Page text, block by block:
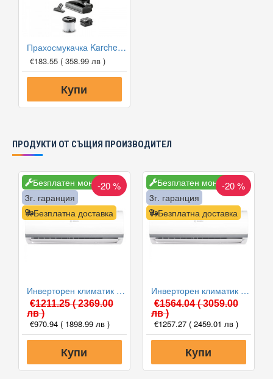
Прахосмукачка Karcher VC 5
€183.55 ( 358.99 лв )
Купи
ПРОДУКТИ ОТ СЪЩИЯ ПРОИЗВОДИТЕЛ
Безплатен монтаж
Безплатна доставка
3г. гаранция
-20 %
Инверторен климатик Bosch CL2000U W 53 E/CL2000 53 E Climate 2000, 18000 BTU, Клас A++
€1211.25( 2369.00
лв )
€970.94 ( 1898.99 лв )
Купи
Безплатен монтаж
Безплатна доставка
3г. гаранция
-20 %
Инверторен климатик Bosch CL2000U W 70 E/CL2000 70 E Climate 2000, 24000 BTU, Клас A++
€1564.04( 3059.00
лв )
€1257.27 ( 2459.01 лв )
Купи